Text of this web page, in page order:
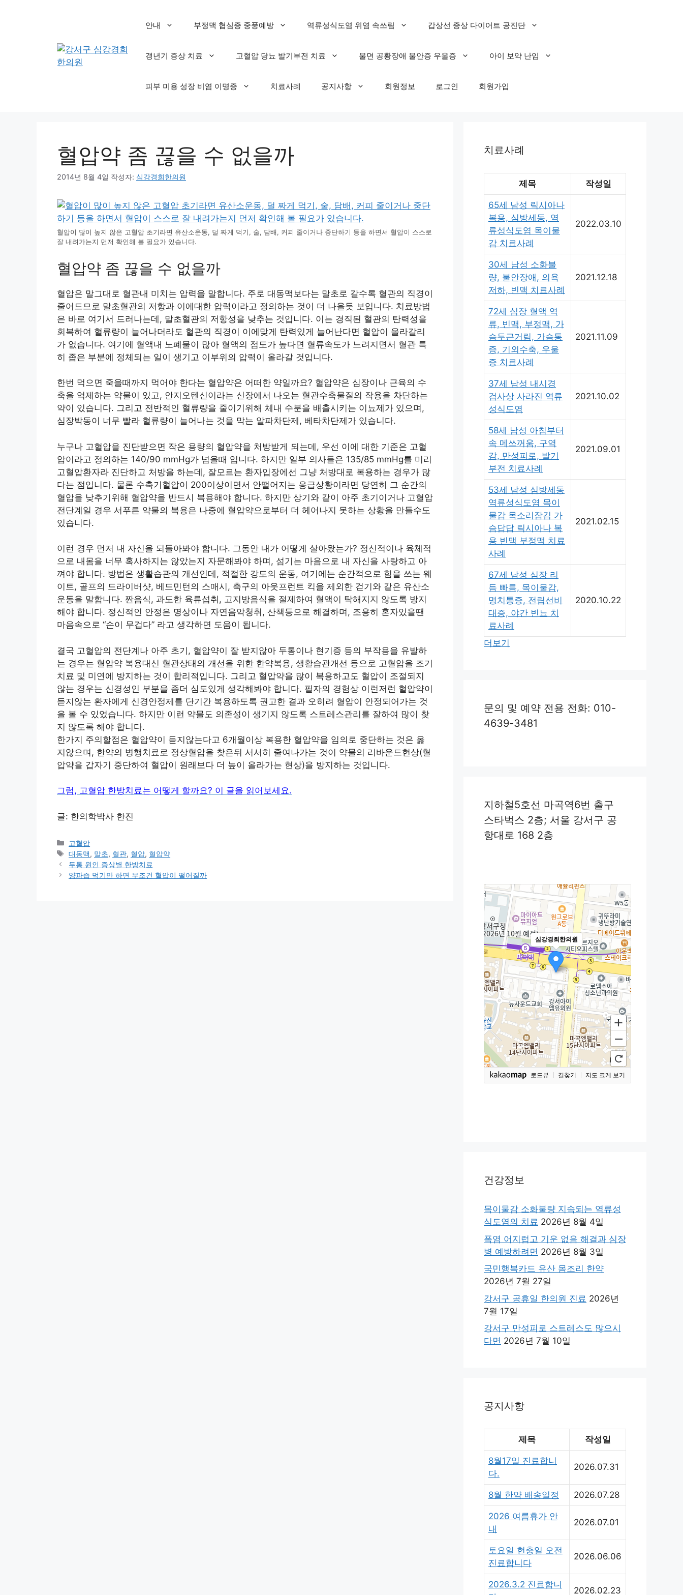
안내 부정맥 협심증 중풍예방 역류성식도염 위염 속쓰림 갑상선 증상 다이어트 공진단
갱년기 증상 치료 고혈압 당뇨 발기부전 치료 불면 공황장애 불안증 우울증 아이 보약 난임
피부 미용 성장 비염 이명증 치료사례 공지사항 회원정보 로그인 회원가입
혈압약 좀 끊을 수 없을까
2014년 8월 4일 작성자: 심강경희한의원
혈압이 많이 높지 않은 고혈압 초기라면 유산소운동, 덜 짜게 먹기, 술, 담배, 커피 줄이거나 중단하기 등을 하면서 혈압이 스스로
잘 내려가는지 먼저 확인해 볼 필요가 있습니다.
혈압약 좀 끊을 수 없을까
혈압은 말그대로 혈관내 미치는 압력을 말합니다. 주로 대동맥보다는 말초로 갈수록 혈관의 직경이
줄어드므로 말초혈관의 저항과 이에대한 압력이라고 정의하는 것이 더 나을듯 보입니다. 치료방법
은 바로 여기서 드러나는데, 말초혈관의 저항성을 낮추는 것입니다. 이는 경직된 혈관의 탄력성을
회복하여 혈류량이 늘어나더라도 혈관의 직경이 이에맞게 탄력있게 늘어난다면 혈압이 올라갈리
가 없습니다. 여기에 혈액내 노폐물이 많아 혈액의 점도가 높다면 혈류속도가 느려지면서 혈관 특
히 좁은 부분에 정체되는 일이 생기고 이부위의 압력이 올라갈 것입니다.
한번 먹으면 죽을때까지 먹어야 한다는 혈압약은 어떠한 약일까요? 혈압약은 심장이나 근육의 수
축을 억제하는 약물이 있고, 안지오텐신이라는 신장에서 나오는 혈관수축물질의 작용을 차단하는
약이 있습니다. 그리고 전반적인 혈류량을 줄이기위해 체내 수분을 배출시키는 이뇨제가 있으며,
심장박동이 너무 빨라 혈류량이 늘어나는 것을 막는 알파차단제, 베타차단제가 있습니다.
누구나 고혈압을 진단받으면 작은 용량의 혈압약을 처방받게 되는데, 우선 이에 대한 기준은 고혈
압이라고 정의하는 140/90 mmHg가 넘을때 입니다. 하지만 일부 의사들은 135/85 mmHg를 미리
고혈압환자라 진단하고 처방을 하는데, 잘모르는 환자입장에선 그냥 처방대로 복용하는 경우가 많
다는 점입니다. 물론 수축기혈압이 200이상이면서 안떨어지는 응급상황이라면 당연히 그 순간의
혈압을 낮추기위해 혈압약을 반드시 복용해야 합니다. 하지만 상기와 같이 아주 초기이거나 고혈압
전단계일 경우 서푸른 약물의 복용은 나중에 혈압약으로부터 더 헤어나지 못하는 상황을 만들수도
있습니다.
이런 경우 먼저 내 자신을 되돌아봐야 합니다. 그동안 내가 어떻게 살아왔는가? 정신적이나 육체적
으로 내몸을 너무 혹사하지는 않았는지 자문해봐야 하며, 섬기는 마음으로 내 자신을 사랑하고 아
껴야 합니다. 방법은 생활습관의 개선인데, 적절한 강도의 운동, 여기에는 순간적으로 힘을 쓰는 웨
이트, 골프의 드라이버샷, 베드민턴의 스매시, 축구의 아웃프런트 킥을 제외한 걷기와 같은 유산소
운동을 말합니다. 짠음식, 과도한 육류섭취, 고지방음식을 절제하여 혈액이 탁해지지 않도록 방지
해야 합니다. 정신적인 안정은 명상이나 자연음악청취, 산책등으로 해결하며, 조용히 혼자있을땐
마음속으로 “손이 무겁다” 라고 생각하면 도움이 됩니다.
결국 고혈압의 전단계나 아주 초기, 혈압약이 잘 받지않아 두통이나 현기증 등의 부작용을 유발하
는 경우는 혈압약 복용대신 혈관상태의 개선을 위한 한약복용, 생활습관개선 등으로 고혈압을 조기
치료 및 미연에 방지하는 것이 합리적입니다. 그리고 혈압약을 많이 복용하고도 혈압이 조절되지
않는 경우는 신경성인 부분을 좀더 심도있게 생각해봐야 합니다. 필자의 경험상 이런저런 혈압약이
듣지않는 환자에게 신경안정제를 단기간 복용하도록 권고한 결과 오히려 혈압이 안정되어가는 것
을 볼 수 있었습니다. 하지만 이런 약물도 의존성이 생기지 않도록 스트레스관리를 잘하여 많이 찾
지 않도록 해야 합니다.
한가지 주의할점은 혈압약이 듣지않는다고 6개월이상 복용한 혈압약을 임의로 중단하는 것은 옳
지않으며, 한약의 병행치료로 정상혈압을 찾은뒤 서서히 줄여나가는 것이 약물의 리바운드현상(혈
압약을 갑자기 중단하여 혈압이 원래보다 더 높이 올라가는 현상)을 방지하는 것입니다.
그럼, 고혈압 한방치료는 어떻게 할까요? 이 글을 읽어보세요.
글: 한의학박사 한진
카
테
고
리
고혈압
태
그
대동맥, 말초, 혈관, 혈압, 혈압약
두통 원인 증상별 한방치료
양파즙 먹기만 하면 무조건 혈압이 떨어질까
치료사례
제목 작성일
65세 남성 릭시아나
복용, 심방세동, 역
류성식도염 목이물
감 치료사례
2022.03.10
30세 남성 소화불
량, 불안장애, 의욕
저하, 빈맥 치료사례
2021.12.18
72세 심장 혈액 역
류, 빈맥, 부정맥, 가
슴두근거림, 가슴통
증, 기외수축, 우울
증 치료사례
2021.11.09
37세 남성 내시경
검사상 사라진 역류
성식도염
2021.10.02
58세 남성 아침부터
속 메쓰꺼움, 구역
감, 만성피로, 발기
부전 치료사례
2021.09.01
53세 남성 심방세동
역류성식도염 목이
물감 목소리잠김 가
슴답답 릭시아나 복
용 빈맥 부정맥 치료
사례
2021.02.15
67세 남성 심장 리
듬 빠름, 목이물감,
명치통증, 전립선비
대증, 야간 빈뇨 치
료사례
2020.10.22
더보기
문의 및 예약 전용 전화: 010-
4639-3481
지하철5호선 마곡역6번 출구
스타벅스 2층; 서울 강서구 공
항대로 168 2층
심강경희한의원
로드뷰 길찾기 지도 크게 보기
건강정보
목이물감 소화불량 지속되는 역류성
식도염의 치료 2026년 8월 4일
폭염 어지럽고 기운 없음 해결과 심장
병 예방하려면 2026년 8월 3일
국민행복카드 유산 몸조리 한약
2026년 7월 27일
강서구 공휴일 한의원 진료 2026년
7월 17일
강서구 만성피로 스트레스도 많으시
다면 2026년 7월 10일
공지사항
제목 작성일
8월17일 진료합니
다.
2026.07.31
8월 한약 배송일정 2026.07.28
2026 여름휴가 안
내
2026.07.01
토요일 현충일 오전
진료합니다
2026.06.06
2026.3.2 진료합니
2026.02.23